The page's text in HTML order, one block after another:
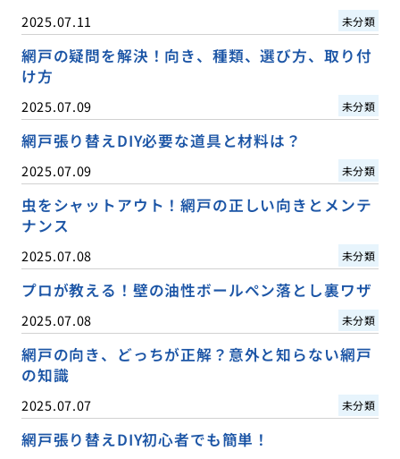
2025.07.11 未分類
網戸の疑問を解決！向き、種類、選び方、取り付
け方
2025.07.09 未分類
網戸張り替えDIY必要な道具と材料は？
2025.07.09 未分類
虫をシャットアウト！網戸の正しい向きとメンテ
ナンス
2025.07.08 未分類
プロが教える！壁の油性ボールペン落とし裏ワザ
2025.07.08 未分類
網戸の向き、どっちが正解？意外と知らない網戸
の知識
2025.07.07 未分類
網戸張り替えDIY初心者でも簡単！